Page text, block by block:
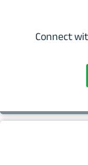
Connect